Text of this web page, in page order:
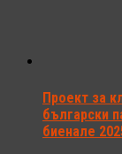
Проект за
български
биенале